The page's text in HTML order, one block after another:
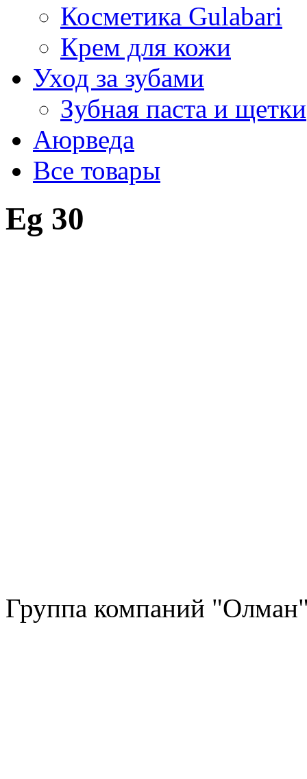
Косметика Gulabari
Крем для кожи
Уход за зубами
Зубная паста и щетки
Аюрведа
Все товары
Eg 30
Группа компаний